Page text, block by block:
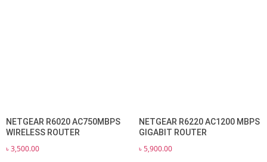
NETGEAR R6020 AC750MBPS
WIRELESS ROUTER
৳3,500.00
NETGEAR R6220 AC1200 MBPS
GIGABIT ROUTER
৳5,900.00